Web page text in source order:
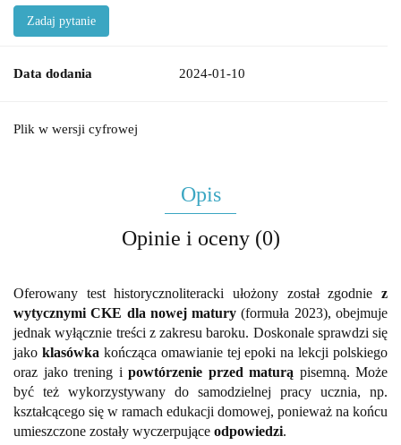
Zadaj pytanie
Data dodania 2024-01-10
Plik w wersji cyfrowej
Opis
Opinie i oceny (0)
Oferowany test historycznoliteracki ułożony został zgodnie z
wytycznymi CKE dla nowej matury (formuła 2023), obejmuje
jednak wyłącznie treści z zakresu baroku. Doskonale sprawdzi się
jako klasówka kończąca omawianie tej epoki na lekcji polskiego
oraz jako trening i powtórzenie przed maturą pisemną. Może
być też wykorzystywany do samodzielnej pracy ucznia, np.
kształcącego się w ramach edukacji domowej, ponieważ na końcu
umieszczone zostały wyczerpujące odpowiedzi.